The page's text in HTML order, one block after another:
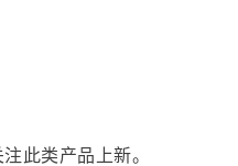
此类产品上新。